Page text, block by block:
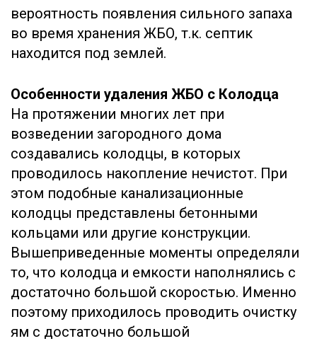
вероятность появления сильного запаха
во время хранения ЖБО, т.к. септик
находится под землей.
Особенности удаления ЖБО с Колодца
На протяжении многих лет при
возведении загородного дома
создавались колодцы, в которых
проводилось накопление нечистот. При
этом подобные канализационные
колодцы представлены бетонными
кольцами или другие конструкции.
Вышеприведенные моменты определяли
то, что колодца и емкости наполнялись с
достаточно большой скоростью. Именно
поэтому приходилось проводить очистку
ям с достаточно большой